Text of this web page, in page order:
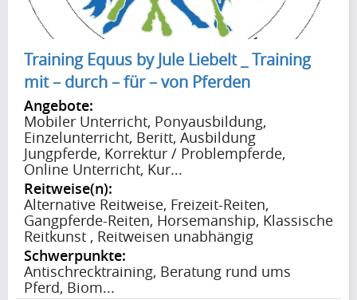
Training Equus by Jule Liebelt _ Training
mit – durch – für – von Pferden
Angebote:
Mobiler Unterricht, Ponyausbildung,
Einzelunterricht, Beritt, Ausbildung
Jungpferde, Korrektur / Problempferde,
Online Unterricht, Kur...
Reitweise(n):
Alternative Reitweise, Freizeit-Reiten,
Gangpferde-Reiten, Horsemanship, Klassische
Reitkunst , Reitweisen unabhängig
Schwerpunkte:
Antischrecktraining, Beratung rund ums
Pferd, Biom...